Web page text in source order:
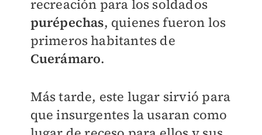
recreación para los soldados
purépechas, quienes fueron los
primeros habitantes de
Cuerámaro.
Más tarde, este lugar sirvió para
que insurgentes la usaran como